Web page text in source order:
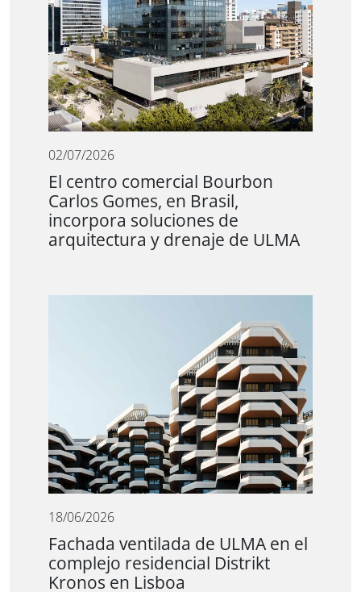
02/07/2026
El centro comercial Bourbon
Carlos Gomes, en Brasil,
incorpora soluciones de
arquitectura y drenaje de ULMA
18/06/2026
Fachada ventilada de ULMA en el
complejo residencial Distrikt
Kronos en Lisboa